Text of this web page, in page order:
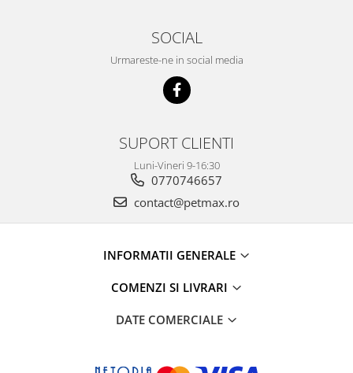
SOCIAL
Urmareste-ne in social media
SUPORT CLIENTI
Luni-Vineri 9-16:30
0770746657
contact@petmax.ro
INFORMATII GENERALE
COMENZI SI LIVRARI
DATE COMERCIALE